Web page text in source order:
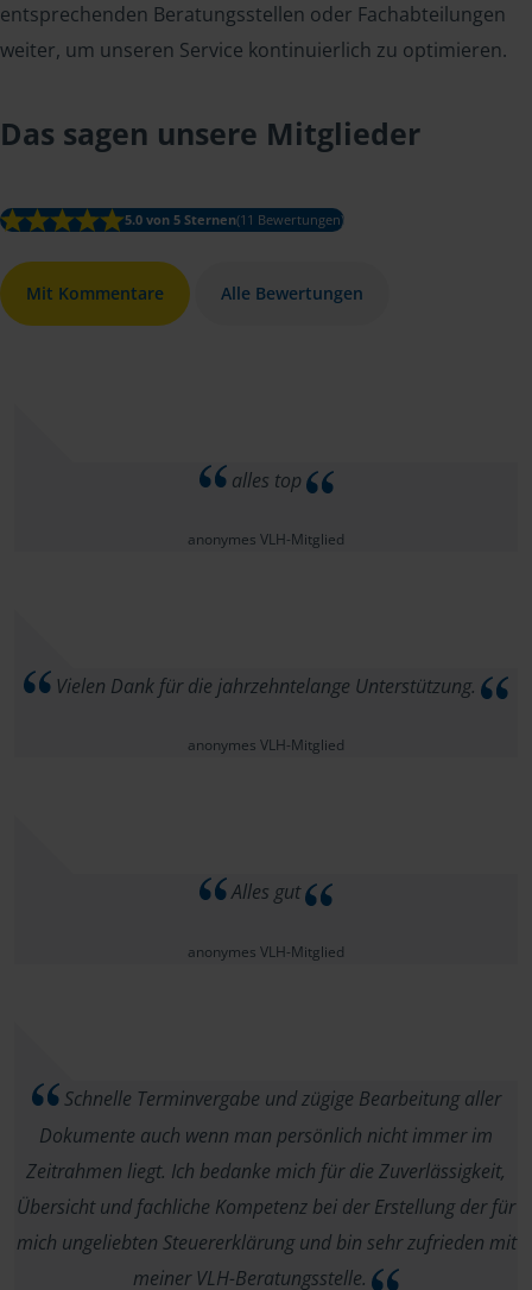
entsprechenden Beratungsstellen oder Fachabteilungen
weiter, um unseren Service kontinuierlich zu optimieren.
Das sagen unsere Mitglieder
5.0 von 5 Sternen(11 Bewertungen)
Mit Kommentare Alle Bewertungen
alles top
anonymes VLH-Mitglied
Vielen Dank für die jahrzehntelange Unterstützung.
anonymes VLH-Mitglied
Alles gut
anonymes VLH-Mitglied
Schnelle Terminvergabe und zügige Bearbeitung aller
Dokumente auch wenn man persönlich nicht immer im
Zeitrahmen liegt. Ich bedanke mich für die Zuverlässigkeit,
Übersicht und fachliche Kompetenz bei der Erstellung der für
mich ungeliebten Steuererklärung und bin sehr zufrieden mit
meiner VLH-Beratungsstelle.